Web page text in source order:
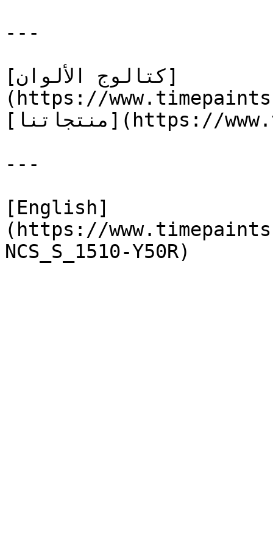
---
[كتالوج الألوان]
(https://
[منتجاتنا](https://www.timepaints.com/ar/products)
---
[English]
(https://
NCS_S_1510-Y50R)